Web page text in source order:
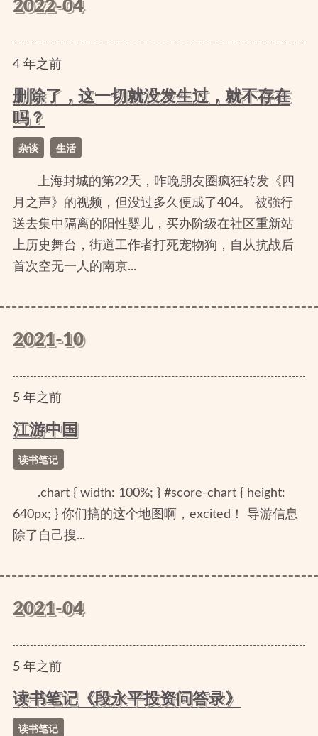
2022-04
4年之前
删除了，这一切就没发生过，就不存在
吗？
杂谈 生活
上海封城的第22天，昨晚朋友圈疯狂转发《四
月之声》的视频，但没过多久便成了404。 被強行
送去集中隔离的阳性婴儿，买办阶级在社区重新站
上历史舞台，街道工作者打死宠物狗，自从抗战后
首次空无一人的南京...
2021-10
5年之前
江游中国
读书笔记
.chart { width: 100%; } #score-chart { height:
640px; } 你们搞的这个地图啊，excited！ 导游信息
除了自己搜...
2021-04
5年之前
读书笔记《段永平投资问答录》
读书笔记